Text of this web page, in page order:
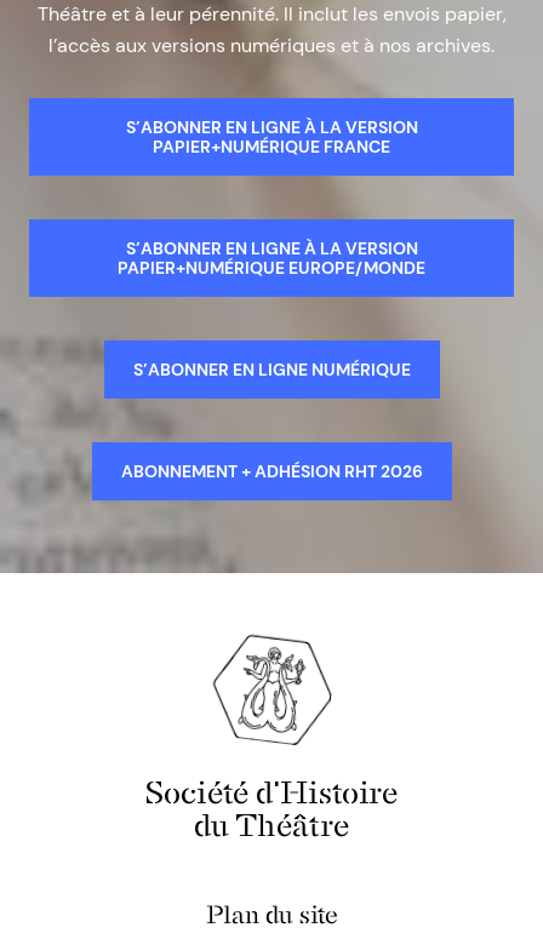
Théâtre et à leur pérennité. Il inclut les envois papier,
l’accès aux versions numériques et à nos archives.
S’ABONNER EN LIGNE À LA VERSION
PAPIER+NUMÉRIQUE FRANCE
S’ABONNER EN LIGNE À LA VERSION
PAPIER+NUMÉRIQUE EUROPE/MONDE
S’ABONNER EN LIGNE NUMÉRIQUE
ABONNEMENT + ADHÉSION RHT 2026
Société d'Histoire
du Théâtre
Plan du site